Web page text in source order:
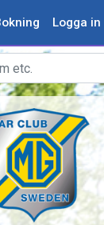
Logga in